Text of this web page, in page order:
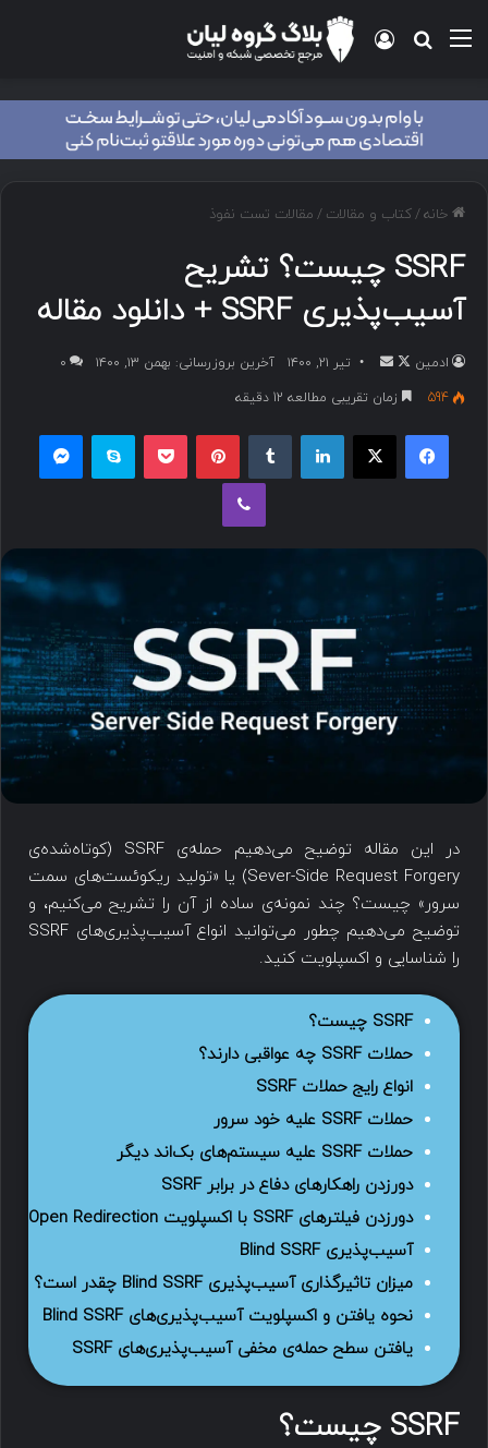
خانه/کتاب و مقالات / مقالات تست نفوذ
SSRF چیست؟ تشریح
آسیب‌پذیری SSRF + دانلود مقاله
ادمین تیر ۲۱, ۱۴۰۰ آخرین بروزرسانی: بهمن ۱۳, ۱۴۰۰
۰
594
زمان تقریبی مطالعه 12 دقیقه
در این مقاله توضیح می‌دهیم حمله‌ی SSRF (کوتاه‌شده‌ی
Sever-Side Request Forgery) یا «تولید ریکوئست‌های سمت
سرور» چیست؟ چند نمونه‎‌ی ساده از آن را تشریح می‌کنیم، و
توضیح می‌دهیم چطور می‌توانید انواع آسیب‌پذیری‌های SSRF
را شناسایی و اکسپلویت کنید.
SSRF چیست؟
حملات SSRF چه عواقبی دارند؟
انواع رایج حملات SSRF
حملات SSRF علیه خود سرور
حملات SSRF علیه سیستم‌های بک‌اند دیگر
دورزدن راهکارهای دفاع در برابر SSRF
دورزدن فیلترهای SSRF با اکسپلویت Open Redirection
آسیب‌پذیری Blind SSRF
میزان تاثیرگذاری آسیب‌پذیری Blind SSRF چقدر است؟
نحوه یافتن و اکسپلویت آسیب‌پذیری‌های Blind SSRF
یافتن سطح حمله‌ی مخفی آسیب‌پذیری‌های SSRF
SSRF چیست؟